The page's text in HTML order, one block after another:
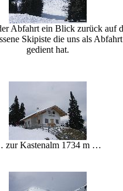
Abfahrt ein Blick zurück auf
Skipiste die uns als Abfahrt
gedient hat.
zur Kastenalm 1734 m …